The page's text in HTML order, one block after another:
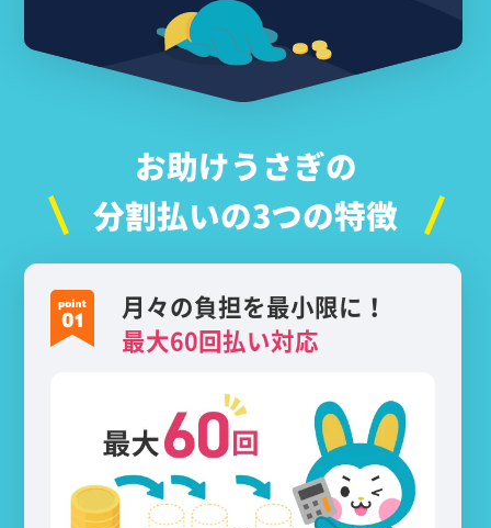
お助けうさぎの
分割払いの3つの特徴
月々の負担を最小限に！
最大60回払い対応